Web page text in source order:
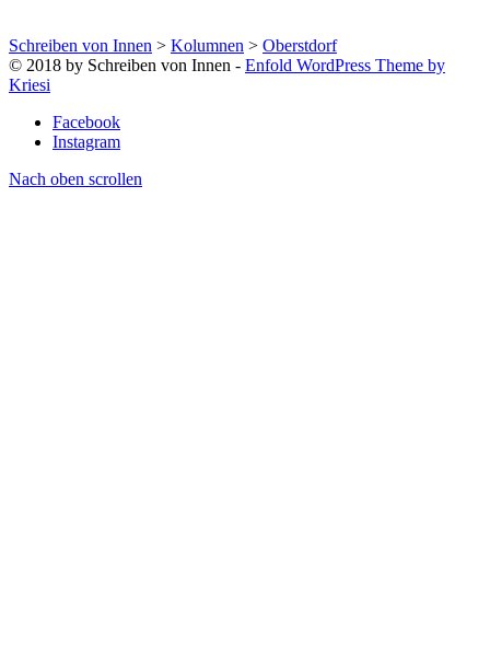
Schreiben von Innen > Kolumnen > Oberstdorf
© 2018 by Schreiben von Innen - Enfold WordPress Theme by
Kriesi
Facebook
Instagram
Nach oben scrollen